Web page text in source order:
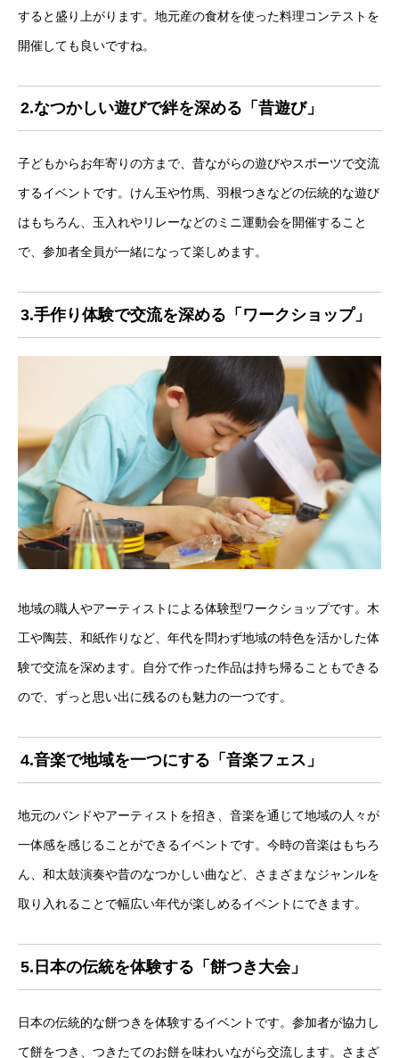
すると盛り上がります。地元産の食材を使った料理コンテストを
開催しても良いですね。
2.なつかしい遊びで絆を深める「昔遊び」
子どもからお年寄りの方まで、昔ながらの遊びやスポーツで交流
するイベントです。けん玉や竹馬、羽根つきなどの伝統的な遊び
はもちろん、玉入れやリレーなどのミニ運動会を開催すること
で、参加者全員が一緒になって楽しめます。
3.手作り体験で交流を深める「ワークショップ」
地域の職人やアーティストによる体験型ワークショップです。木
工や陶芸、和紙作りなど、年代を問わず地域の特色を活かした体
験で交流を深めます。自分で作った作品は持ち帰ることもできる
ので、ずっと思い出に残るのも魅力の一つです。
4.音楽で地域を一つにする「音楽フェス」
地元のバンドやアーティストを招き、音楽を通じて地域の人々が
一体感を感じることができるイベントです。今時の音楽はもちろ
ん、和太鼓演奏や昔のなつかしい曲など、さまざまなジャンルを
取り入れることで幅広い年代が楽しめるイベントにできます。
5.日本の伝統を体験する「餅つき大会」
日本の伝統的な餅つきを体験するイベントです。参加者が協力し
て餅をつき、つきたてのお餅を味わいながら交流します。さまざ